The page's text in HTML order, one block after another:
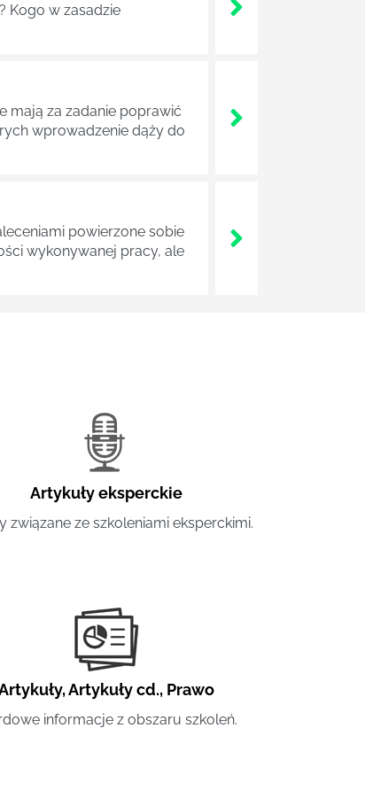
Kogo w zasadzie
mają za zadanie poprawić
wprowadzenie dąży do
powierzone sobie
wykonywanej pracy, ale
Artykuły eksperckie
związane ze szkoleniami eksperckimi.
,Artykuły cd., Prawo
informacje z obszaru szkoleń.